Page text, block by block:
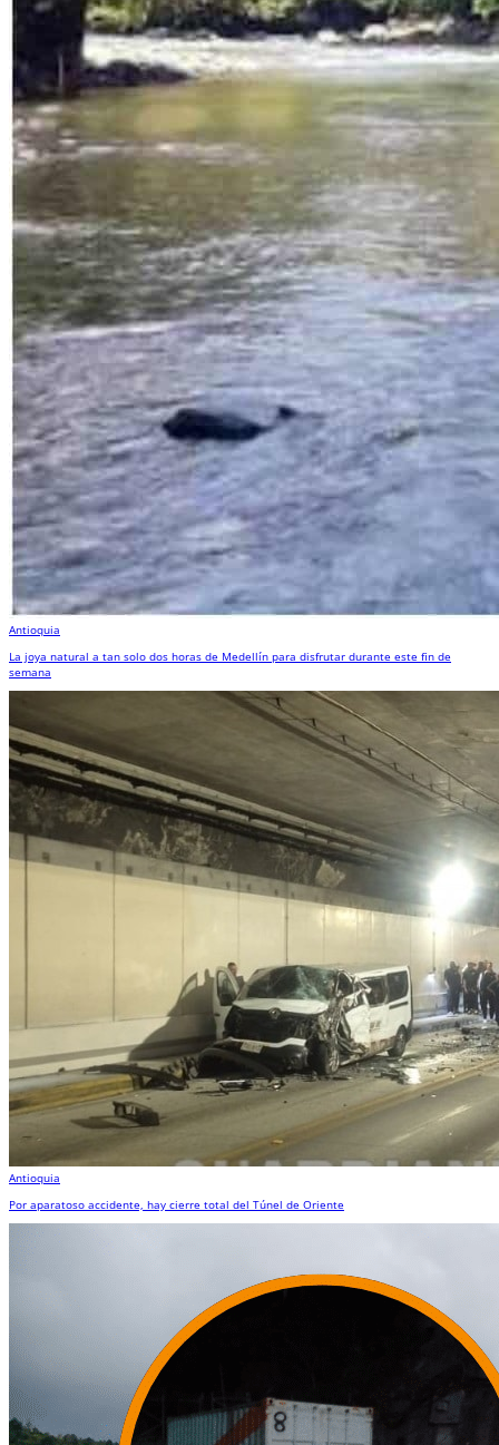
Antioquia
La joya natural a tan solo dos horas de Medellín para disfrutar durante este fin de
semana
Antioquia
Por aparatoso accidente, hay cierre total del Túnel de Oriente